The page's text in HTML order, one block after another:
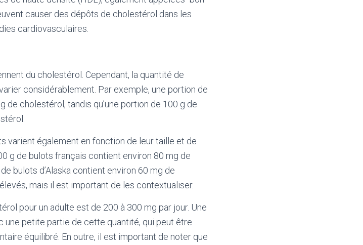
causer des dépôts de cholestérol dans les
cardiovasculaires.
du cholestérol. Cependant, la quantité de
considérablement. Par exemple, une portion de
cholestérol, tandis qu’une portion de 100 g de
varient également en fonction de leur taille et de
g de bulots français contient environ 80 mg de
bulots d’Alaska contient environ 60 mg de
mais il est important de les contextualiser.
pour un adulte est de 200 à 300 mg par jour. Une
petite partie de cette quantité, qui peut être
équilibré. En outre, il est important de noter que